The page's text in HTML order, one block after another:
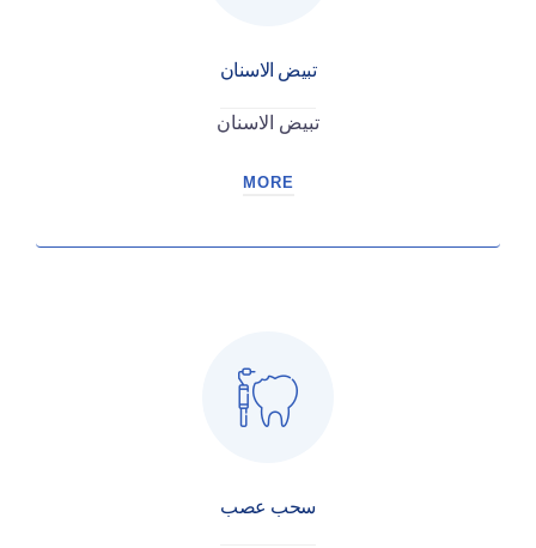
تبيض الاسنان
تبيض الاسنان
MORE
سحب عصب